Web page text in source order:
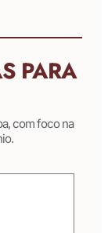
PARA
com foco na